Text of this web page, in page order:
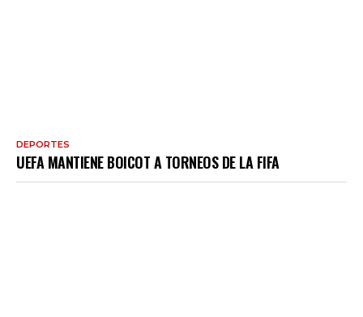
DEPORTES
UEFA MANTIENE BOICOT A TORNEOS DE LA FIFA